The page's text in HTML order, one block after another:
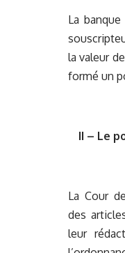
La
la valeur
formé un
II – Le
La Cour
des
leur